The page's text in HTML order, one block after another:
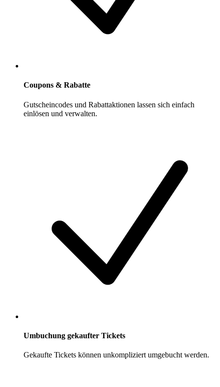
Coupons & Rabatte
Gutscheincodes und Rabattaktionen lassen sich einfach
einlösen und verwalten.
Umbuchung gekaufter Tickets
Gekaufte Tickets können unkompliziert umgebucht werden.